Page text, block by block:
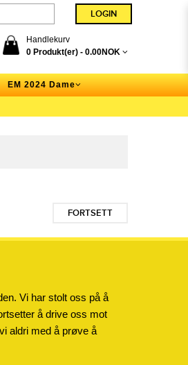
Handlekurv
0 Produkt(er) - 0.00NOK
EM 2024 Dame
FORTSETT
Vi har stolt oss på å
å drive oss mot
aldri med å prøve å